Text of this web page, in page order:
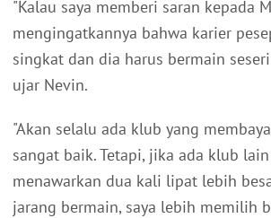
"Kalau saya memberi saran kepada
mengingatkannya bahwa karier
singkat dan dia harus bermain
ujar Nevin.
"Akan selalu ada klub yang
sangat baik. Tetapi, jika ada klub
menawarkan dua kali lipat lebih
jarang bermain, saya lebih memilih